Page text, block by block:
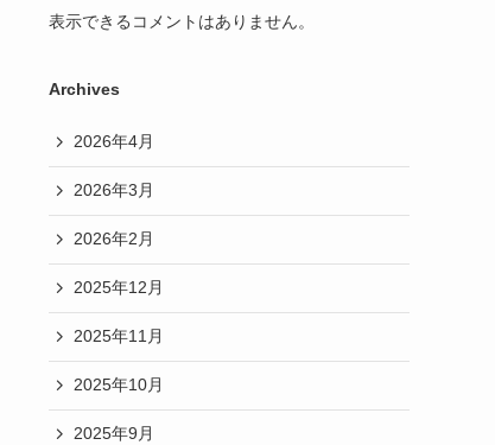
表示できるコメントはありません。
Archives
2026年4月
2026年3月
2026年2月
2025年12月
2025年11月
2025年10月
2025年9月